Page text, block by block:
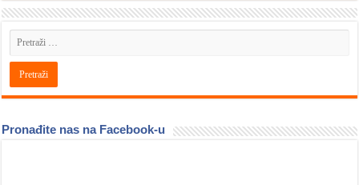
Pronađite nas na Facebook-u